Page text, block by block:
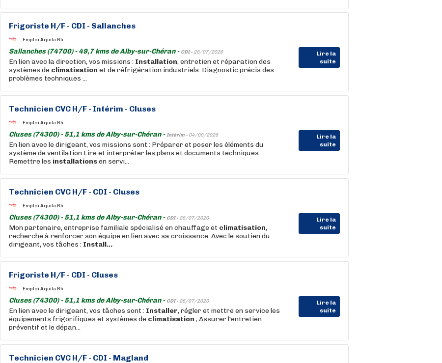
Frigoriste H/F - CDI - Sallanches
Emploi Aquila Rh
Sallanches (74700) - 49,7 kms de Alby-sur-Chéran - CDI - 28/07/2026
Lire la
suite
En lien avec la direction, vos missions : Installation, entretien et réparation des
systèmes de climatisation et de réfrigération industriels. Diagnostic précis des
problèmes techniques ...
Technicien CVC H/F - Intérim - Cluses
Emploi Aquila Rh
Cluses (74300) - 51,1 kms de Alby-sur-Chéran -Intérim - 04/08/2026
Lire la
suite
En lien avec le dirigeant, vos missions sont : Préparer et poser les éléments du
système de ventilation Lire et interpréter les plans et documents techniques
Remettre les installationsen servi...
Technicien CVC H/F - CDI - Cluses
Emploi Aquila Rh
Cluses (74300) - 51,1 kms de Alby-sur-Chéran - CDI - 28/07/2026
Lire la
suite
Mon partenaire, entreprise familiale spécialisé en chauffage et climatisation,
recherche à renforcer son équipe en lien avec sa croissance. Avec le soutien du
dirigeant, vos tâches : Install...
Frigoriste H/F - CDI - Cluses
Emploi Aquila Rh
Cluses (74300) - 51,1 kms de Alby-sur-Chéran - CDI - 28/07/2026
Lire la
suite
En lien avec le dirigeant, vos tâches sont : Installer, régler et mettre en service les
équipements frigorifiques et systèmes de climatisation ; Assurer l'entretien
préventif et le dépan...
Technicien CVC H/F - CDI - Magland